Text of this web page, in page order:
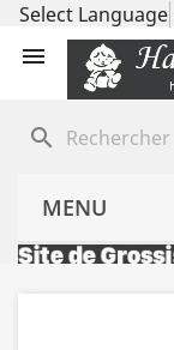
Select Language

search
MENU